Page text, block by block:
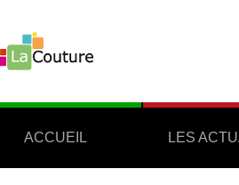
ACCUEIL LES